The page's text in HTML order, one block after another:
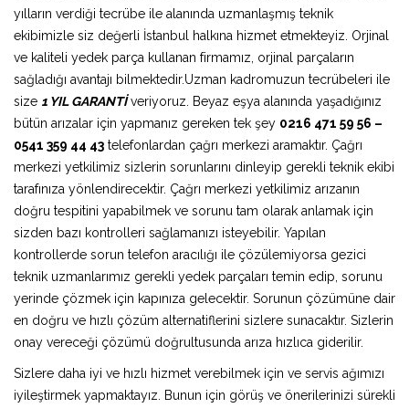
yılların verdiği tecrübe ile alanında uzmanlaşmış teknik
ekibimizle siz değerli İstanbul halkına hizmet etmekteyiz. Orjinal
ve kaliteli yedek parça kullanan firmamız, orjinal parçaların
sağladığı avantajı bilmektedir.Uzman kadromuzun tecrübeleri ile
size 1 YIL GARANTİveriyoruz. Beyaz eşya alanında yaşadığınız
bütün arızalar için yapmanız gereken tek şey 0216 471 59 56 –
0541 359 44 43 telefonlardan çağrı merkezi aramaktır. Çağrı
merkezi yetkilimiz sizlerin sorunlarını dinleyip gerekli teknik ekibi
tarafınıza yönlendirecektir. Çağrı merkezi yetkilimiz arızanın
doğru tespitini yapabilmek ve sorunu tam olarak anlamak için
sizden bazı kontrolleri sağlamanızı isteyebilir. Yapılan
kontrollerde sorun telefon aracılığı ile çözülemiyorsa gezici
teknik uzmanlarımız gerekli yedek parçaları temin edip, sorunu
yerinde çözmek için kapınıza gelecektir. Sorunun çözümüne dair
en doğru ve hızlı çözüm alternatiflerini sizlere sunacaktır. Sizlerin
onay vereceği çözümü doğrultusunda arıza hızlıca giderilir.
Sizlere daha iyi ve hızlı hizmet verebilmek için ve servis ağımızı
iyileştirmek yapmaktayız. Bunun için görüş ve önerilerinizi sürekli